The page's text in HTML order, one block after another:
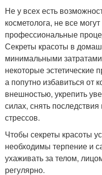
Не у всех есть
косметолога, не все
профессиональные
Секреты красоты в
минимальными
некоторые эстетические
а попутно избавиться от
внешностью, укрепить
силах, снять
стрессов.
Чтобы секреты красоты
необходимы терпение и
ухаживать за телом,
регулярно.